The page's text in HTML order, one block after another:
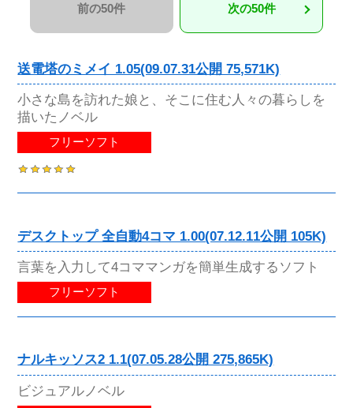
前の50件 次の50件
送電塔のミメイ 1.05(09.07.31公開 75,571K)
小さな島を訪れた娘と、そこに住む人々の暮らしを
描いたノベル
フリーソフト
デスクトップ 全自動4コマ 1.00(07.12.11公開 105K)
言葉を入力して4コママンガを簡単生成するソフト
フリーソフト
ナルキッソス2 1.1(07.05.28公開 275,865K)
ビジュアルノベル